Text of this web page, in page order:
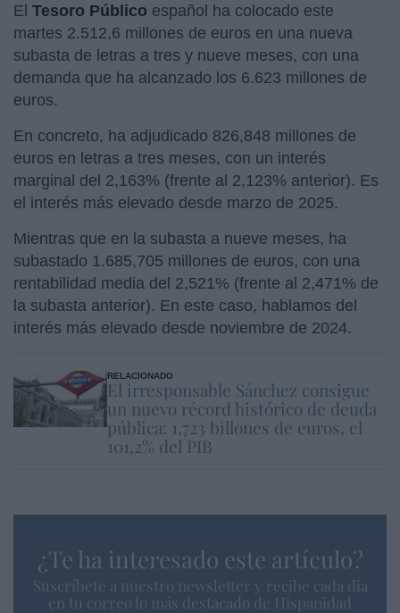
El Tesoro Público español ha colocado este
martes 2.512,6 millones de euros en una nueva
subasta de letras a tres y nueve meses, con una
demanda que ha alcanzado los 6.623 millones de
euros.
En concreto, ha adjudicado 826,848 millones de
euros en letras a tres meses, con un interés
marginal del 2,163% (frente al 2,123% anterior). Es
el interés más elevado desde marzo de 2025.
Mientras que en la subasta a nueve meses, ha
subastado 1.685,705 millones de euros, con una
rentabilidad media del 2,521% (frente al 2,471% de
la subasta anterior). En este caso, hablamos del
interés más elevado desde noviembre de 2024.
RELACIONADO
El irresponsable Sánchez consigue
un nuevo récord histórico de deuda
pública: 1,723 billones de euros, el
101,2% del PIB
¿Te ha interesado este artículo?
Suscríbete a nuestro newsletter y recibe cada dia
en tu correo lo más destacado de Hispanidad